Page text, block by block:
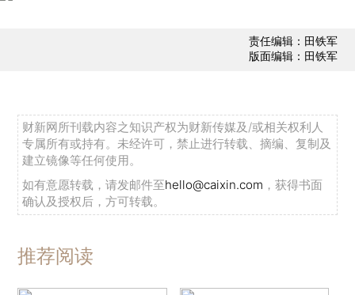
责任编辑：田铁军
版面编辑：田铁军
财新网所刊载内容之知识产权为财新传媒及/或相关权利人
专属所有或持有。未经许可，禁止进行转载、摘编、复制及
建立镜像等任何使用。
如有意愿转载，请发邮件至hello@caixin.com ，获得书面
确认及授权后，方可转载。
推荐阅读